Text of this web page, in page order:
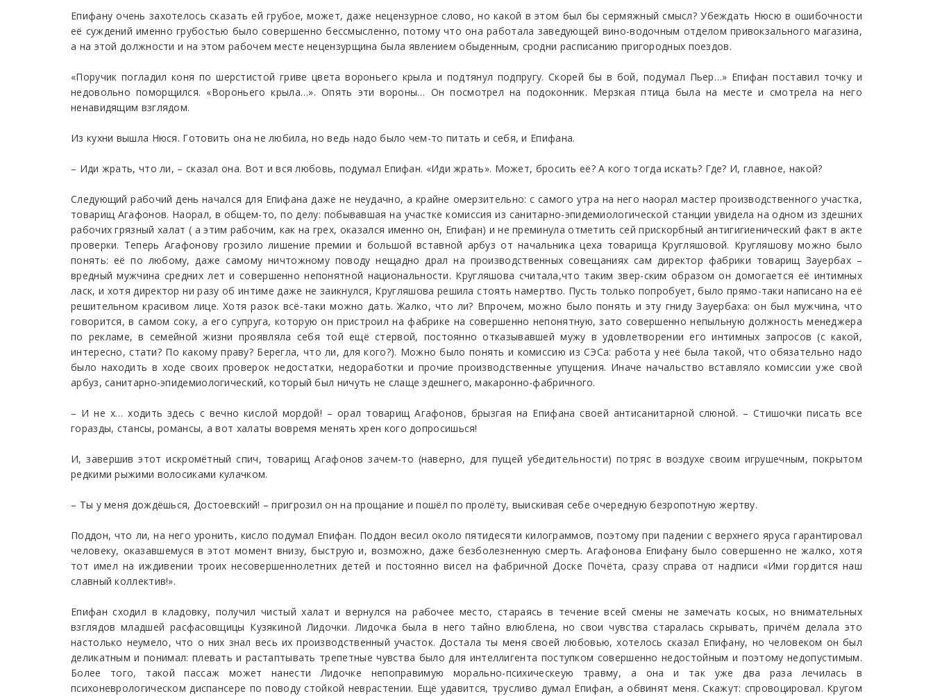
Епифану очень захотелось сказать ей грубое, может, даже нецензурное слово, но какой в этом был бы сермяжный смысл? Убеждать Нюсю в ошибочности
её суждений именно грубостью было совершенно бессмысленно, потому что она работала заведующей вино-водочным отделом привокзального магазина,
а на этой должности и на этом рабочем месте нецензурщина была явлением обыденным, сродни расписанию пригородных поездов.
«Поручик погладил коня по шерстистой гриве цвета вороньего крыла и подтянул подпругу. Скорей бы в бой, подумал Пьер…» Епифан поставил точку и
недовольно поморщился. «Вороньего крыла…». Опять эти вороны… Он посмотрел на подоконник. Мерзкая птица была на месте и смотрела на него
ненавидящим взглядом.
Из кухни вышла Нюся. Готовить она не любила, но ведь надо было чем-то питать и себя, и Епифана.
– Иди жрать, что ли, – сказал она. Вот и вся любовь, подумал Епифан. «Иди жрать». Может, бросить её? А кого тогда искать? Где? И, главное, накой?
Следующий рабочий день начался для Епифана даже не неудачно, а крайне омерзительно: с самого утра на него наорал мастер производственного участка,
товарищ Агафонов. Наорал, в общем-то, по делу: побывавшая на участке комиссия из санитарно-эпидемиологической станции увидела на одном из здешних
рабочих грязный халат ( а этим рабочим, как на грех, оказался именно он, Епифан) и не преминула отметить сей прискорбный антигигиенический факт в акте
проверки. Теперь Агафонову грозило лишение премии и большой вставной арбуз от начальника цеха товарища Кругляшовой. Кругляшову можно было
понять: её по любому, даже самому ничтожному поводу нещадно драл на производственных совещаниях сам директор фабрики товарищ Зауербах –
вредный мужчина средних лет и совершенно непонятной национальности. Кругляшова считала,что таким звер-ским образом он домогается её интимных
ласк, и хотя директор ни разу об интиме даже не заикнулся, Кругляшова решила стоять намертво. Пусть только попробует, было прямо-таки написано на её
решительном красивом лице. Хотя разок всё-таки можно дать. Жалко, что ли? Впрочем, можно было понять и эту гниду Зауербаха: он был мужчина, что
говорится, в самом соку, а его супруга, которую он пристроил на фабрике на совершенно непонятную, зато совершенно непыльную должность менеджера
по рекламе, в семейной жизни проявляла себя той ещё стервой, постоянно отказывавшей мужу в удовлетворении его интимных запросов (с какой,
интересно, стати? По какому праву? Берегла, что ли, для кого?). Можно было понять и комиссию из СЭСа: работа у неё была такой, что обязательно надо
было находить в ходе своих проверок недостатки, недоработки и прочие производственные упущения. Иначе начальство вставляло комиссии уже свой
арбуз, санитарно-эпидемиологический, который был ничуть не слаще здешнего, макаронно-фабричного.
– И не х… ходить здесь с вечно кислой мордой! – орал товарищ Агафонов, брызгая на Епифана своей антисанитарной слюной. – Стишочки писать все
горазды, стансы, романсы, а вот халаты вовремя менять хрен кого допросишься!
И, завершив этот искромётный спич, товарищ Агафонов зачем-то (наверно, для пущей убедительности) потряс в воздухе своим игрушечным, покрытом
редкими рыжими волосиками кулачком.
– Ты у меня дождёшься, Достоевский! – пригрозил он на прощание и пошёл по пролёту, выискивая себе очередную безропотную жертву.
Поддон, что ли, на него уронить, кисло подумал Епифан. Поддон весил около пятидесяти килограммов, поэтому при падении с верхнего яруса гарантировал
человеку, оказавшемуся в этот момент внизу, быструю и, возможно, даже безболезненную смерть. Агафонова Епифану было совершенно не жалко, хотя
тот имел на иждивении троих несовершеннолетних детей и постоянно висел на фабричной Доске Почёта, сразу справа от надписи «Ими гордится наш
славный коллектив!».
Епифан сходил в кладовку, получил чистый халат и вернулся на рабочее место, стараясь в течение всей смены не замечать косых, но внимательных
взглядов младшей расфасовщицы Кузякиной Лидочки. Лидочка была в него тайно влюблена, но свои чувства старалась скрывать, причём делала это
настолько неумело, что о них знал весь их производственный участок. Достала ты меня своей любовью, хотелось сказал Епифану, но человеком он был
деликатным и понимал: плевать и растаптывать трепетные чувства было для интеллигента поступком совершенно недостойным и поэтому недопустимым.
Более того, такой пассаж может нанести Лидочке непоправимую морально-психическеую травму, а она и так уже два раза лечилась в
психоневрологическом диспансере по поводу стойкой неврастении. Ещё удавится, трусливо думал Епифан, а обвинят меня. Скажут: спровоцировал. Кругом